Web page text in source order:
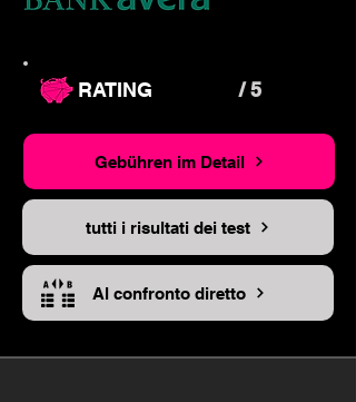
RATING / 5
Gebühren im Detail
tutti i risultati dei test
Al confronto diretto